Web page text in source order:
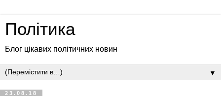
Політика
Блог цікавих політичних новин
▼
23.08.18